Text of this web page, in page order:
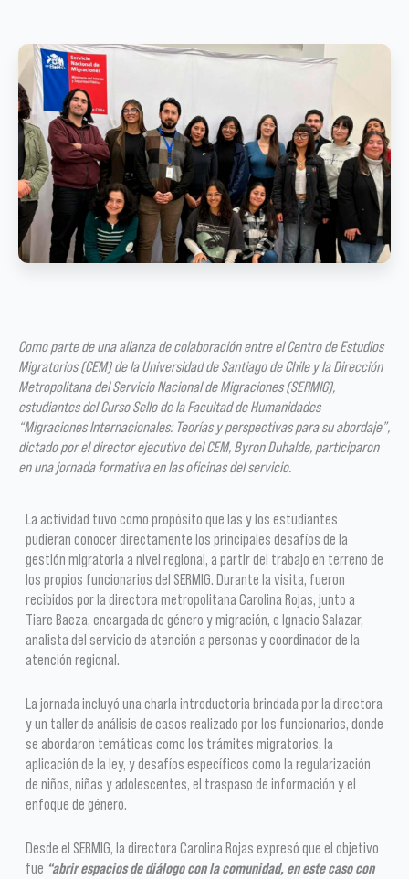
Como parte de una alianza de colaboración entre el Centro de Estudios
Migratorios (CEM) de la Universidad de Santiago de Chile y la Dirección
Metropolitana del Servicio Nacional de Migraciones (SERMIG),
estudiantes del Curso Sello de la Facultad de Humanidades
“Migraciones Internacionales: Teorías y perspectivas para su abordaje”,
dictado por el director ejecutivo del CEM, Byron Duhalde, participaron
en una jornada formativa en las oficinas del servicio.
La actividad tuvo como propósito que las y los estudiantes
pudieran conocer directamente los principales desafíos de la
gestión migratoria a nivel regional, a partir del trabajo en terreno de
los propios funcionarios del SERMIG. Durante la visita, fueron
recibidos por la directora metropolitana Carolina Rojas, junto a
Tiare Baeza, encargada de género y migración, e Ignacio Salazar,
analista del servicio de atención a personas y coordinador de la
atención regional.
La jornada incluyó una charla introductoria brindada por la directora
y un taller de análisis de casos realizado por los funcionarios, donde
se abordaron temáticas como los trámites migratorios, la
aplicación de la ley, y desafíos específicos como la regularización
de niños, niñas y adolescentes, el traspaso de información y el
enfoque de género.
Desde el SERMIG, la directora Carolina Rojas expresó que el objetivo
fue “abrir espacios de diálogo con la comunidad, en este caso con